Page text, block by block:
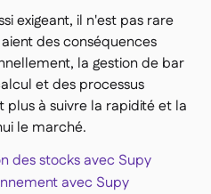
IA
exigeant, il n'est pas rare
des conséquences
la gestion de bar
et des processus
plus à suivre la rapidité et la
le marché.
des stocks avec Supy
avec Supy